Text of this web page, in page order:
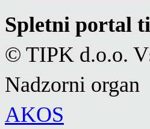
Spletni portal
© TIPK d.o.o.
Nadzorni organ
AKOS